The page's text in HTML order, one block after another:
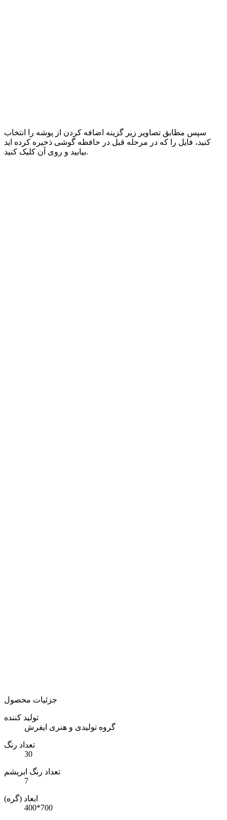
سپس مطابق تصاویر زیر گزینه اضافه کردن از پوشه را انتخاب
کنید، فایل را که در مرحله قبل در حافظه گوشی ذخیره کرده اید
بیابید و روی آن کلیک کنید.
جزئیات محصول
تولید کننده
گروه تولیدی و هنری ایفرش
تعداد رنگ
30
تعداد رنگ ابریشم
7
ابعاد (گره)
400*700